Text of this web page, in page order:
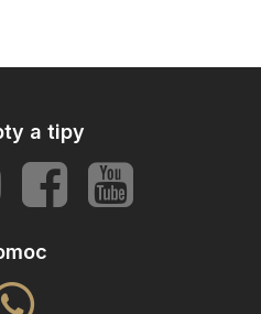
a tipy